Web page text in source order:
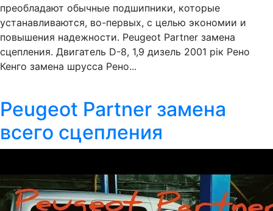
преобладают обычные подшипники, которые
устанавливаются, во-первых, с целью экономии и
повышения надежности. Peugeot Partner замена
сцепления. Двигатель D-8, 1,9 дизель 2001 рік Рено
Кенго замена шрусса Рено...
Peugeot Partner замена
всего сцепления